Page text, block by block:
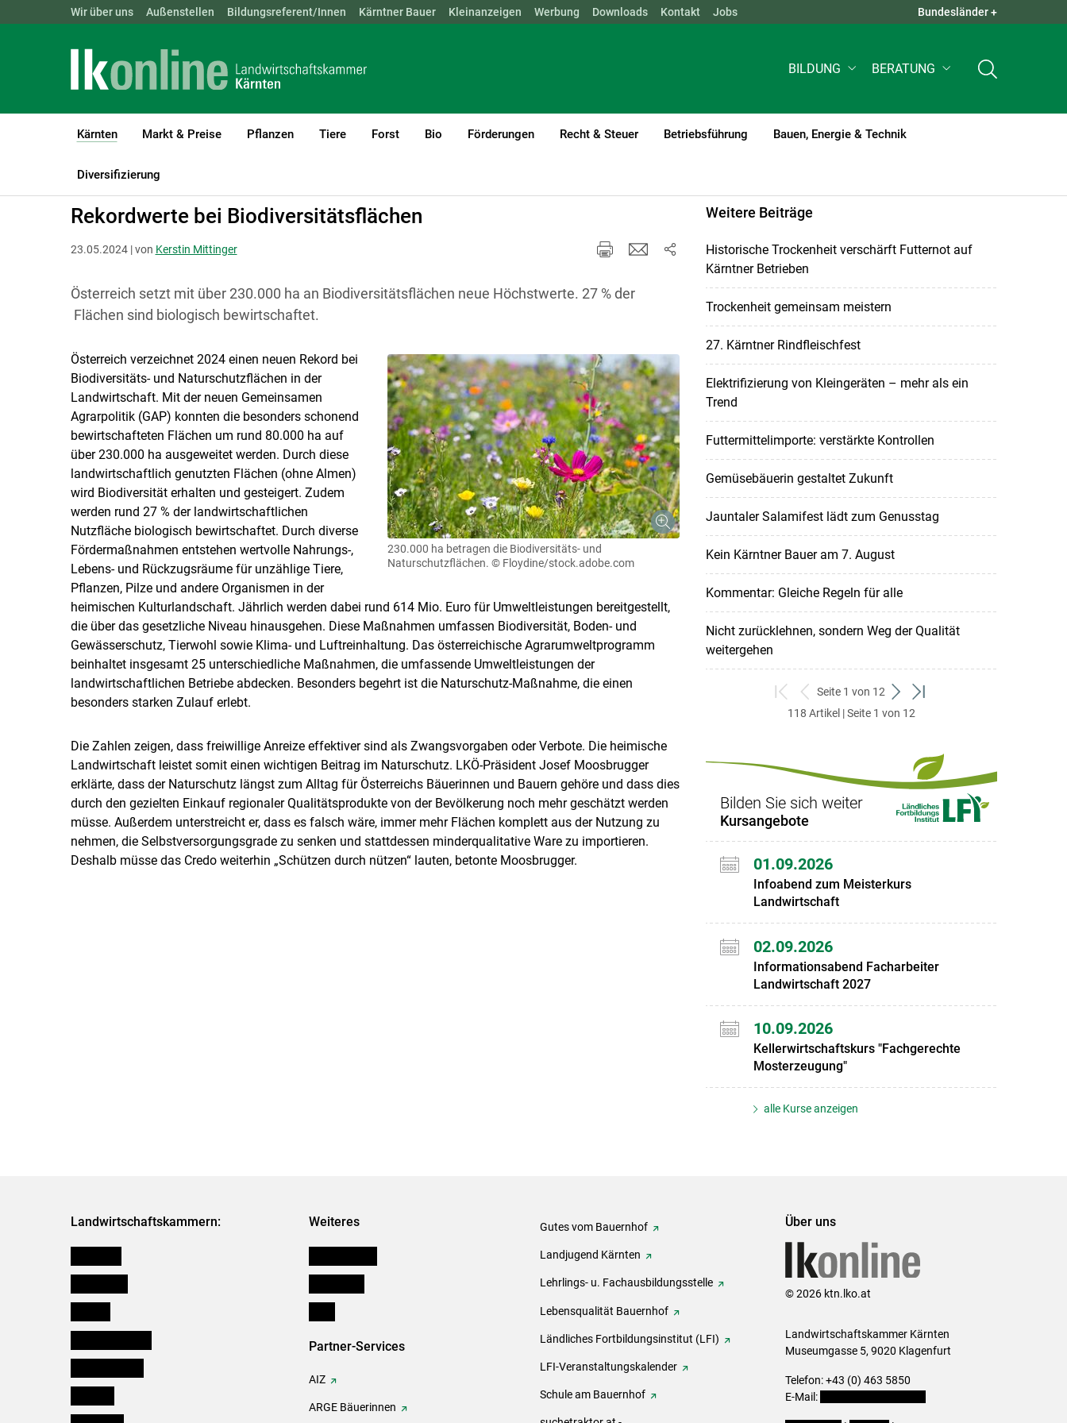
Skip to main content
Landwirtschaftskammern: ÖSTERREICH BGLD KTN NÖ OÖ SBG STMK TIROL VBG WIEN QUICK LINKS +
Wir über uns Außenstellen Bildungsreferent/Innen Kärntner Bauer Kleinanzeigen Werbung Downloads Kontakt Jobs Bundesländer +
BILDUNG BERATUNG
Kärnten
(current)1
Markt & Preise Pflanzen Tiere Forst Bio Förderungen Recht & Steuer Betriebsführung Bauen, Energie & Technik
Diversifizierung
LK Kärnten Kärnten
Rekordwerte bei Biodiversitätsflächen
23.05.2024 | von Kerstin Mittinger
Österreich setzt mit über 230.000 ha an Biodiversitätsflächen neue Höchstwerte. 27 % der
Flächen sind biologisch bewirtschaftet.
230.000 ha betragen die Biodiversitäts- und
Naturschutzflächen. © Floydine/stock.adobe.com
Österreich verzeichnet 2024 einen neuen Rekord bei
Biodiversitäts- und Naturschutzflächen in der
Landwirtschaft. Mit der neuen Gemeinsamen
Agrarpolitik (GAP) konnten die besonders schonend
bewirtschafteten Flächen um rund 80.000 ha auf
über 230.000 ha ausgeweitet werden. Durch diese
landwirtschaftlich genutzten Flächen (ohne Almen)
wird Biodiversität erhalten und gesteigert. Zudem
werden rund 27 % der landwirtschaftlichen
Nutzfläche biologisch bewirtschaftet. Durch diverse
Fördermaßnahmen entstehen wertvolle Nahrungs-,
Lebens- und Rückzugsräume für unzählige Tiere,
Pflanzen, Pilze und andere Organismen in der
heimischen Kulturlandschaft. Jährlich werden dabei rund 614 Mio. Euro für Umweltleistungen bereitgestellt,
die über das gesetzliche Niveau hinausgehen. Diese Maßnahmen umfassen Biodiversität, Boden- und
Gewässerschutz, Tierwohl sowie Klima- und Luftreinhaltung. Das österreichische Agrarumweltprogramm
beinhaltet insgesamt 25 unterschiedliche Maßnahmen, die umfassende Umweltleistungen der
landwirtschaftlichen Betriebe abdecken. Besonders begehrt ist die Naturschutz-Maßnahme, die einen
besonders starken Zulauf erlebt.
Die Zahlen zeigen, dass freiwillige Anreize effektiver sind als Zwangsvorgaben oder Verbote. Die heimische
Landwirtschaft leistet somit einen wichtigen Beitrag im Naturschutz. LKÖ-Präsident Josef Moosbrugger
erklärte, dass der Naturschutz längst zum Alltag für Österreichs Bäuerinnen und Bauern gehöre und dass dies
durch den gezielten Einkauf regionaler Qualitätsprodukte von der Bevölkerung noch mehr geschätzt werden
müsse. Außerdem unterstreicht er, dass es falsch wäre, immer mehr Flächen komplett aus der Nutzung zu
nehmen, die Selbstversorgungsgrade zu senken und stattdessen minderqualitative Ware zu importieren.
Deshalb müsse das Credo weiterhin „Schützen durch nützen“ lauten, betonte Moosbrugger.
Weitere Beiträge
Historische Trockenheit verschärft Futternot auf
Kärntner Betrieben
Trockenheit gemeinsam meistern
27. Kärntner Rindfleischfest
Elektrifizierung von Kleingeräten – mehr als ein
Trend
Futtermittelimporte: verstärkte Kontrollen
Gemüsebäuerin gestaltet Zukunft
Jauntaler Salamifest lädt zum Genusstag
Kein Kärntner Bauer am 7. August
Kommentar: Gleiche Regeln für alle
Nicht zurücklehnen, sondern Weg der Qualität
weitergehen
zum
ersten
zurück
zum
Seite 1 von 12
weiter
zum
zum
118 Artikel | Seite 1 von 12
Bilden Sie sich weiter
Kursangebote
01.09.2026
Infoabend zum Meisterkurs
Landwirtschaft
02.09.2026
Informationsabend Facharbeiter
Landwirtschaft 2027
10.09.2026
Kellerwirtschaftskurs "Fachgerechte
Mosterzeugung"
alle Kurse anzeigen
Landwirtschaftskammern: Weiteres
Partner-Services
AIZ
ARGE Bäuerinnen
Gutes vom Bauernhof
Landjugend Kärnten
Lehrlings- u. Fachausbildungsstelle
Lebensqualität Bauernhof
Ländliches Fortbildungsinstitut (LFI)
LFI-Veranstaltungskalender
Schule am Bauernhof
Über uns
© 2026 ktn.lko.at
Landwirtschaftskammer Kärnten
Museumgasse 5, 9020 Klagenfurt
Telefon: +43 (0) 463 5850
E-Mail: